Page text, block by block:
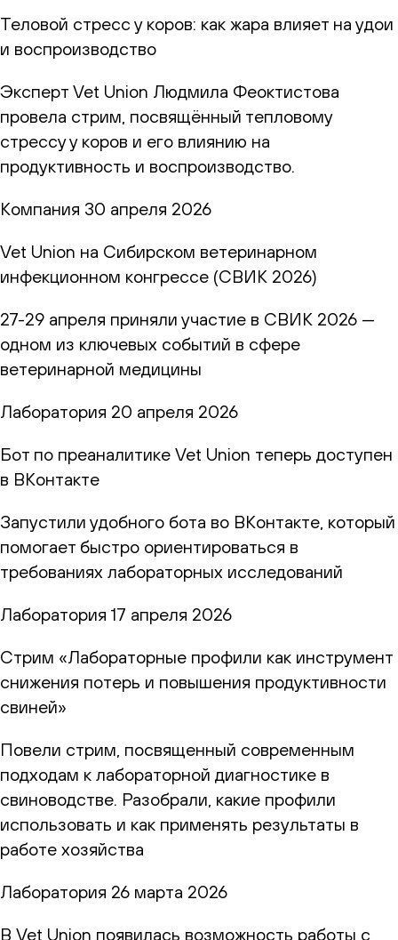
Теловой стресс у коров: как жара влияет на удои
и воспроизводство
Эксперт Vet Union Людмила Феоктистова
провела стрим, посвящённый тепловому
стрессу у коров и его влиянию на
продуктивность и воспроизводство.
Компания 30 апреля 2026
Vet Union на Сибирском ветеринарном
инфекционном конгрессе (СВИК 2026)
27-29 апреля приняли участие в СВИК 2026 —
одном из ключевых событий в сфере
ветеринарной медицины
Лаборатория 20 апреля 2026
Бот по преаналитике Vet Union теперь доступен
в ВКонтакте
Запустили удобного бота во ВКонтакте, который
помогает быстро ориентироваться в
требованиях лабораторных исследований
Лаборатория 17 апреля 2026
Стрим «Лабораторные профили как инструмент
снижения потерь и повышения продуктивности
свиней»
Повели стрим, посвященный современным
подходам к лабораторной диагностике в
свиноводстве. Разобрали, какие профили
использовать и как применять результаты в
работе хозяйства
Лаборатория 26 марта 2026
В Vet Union появилась возможность работы с